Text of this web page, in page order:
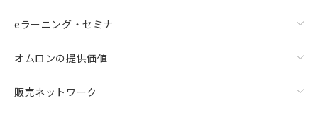
eラーニング・セミナ
オムロンの提供価値
販売ネットワーク